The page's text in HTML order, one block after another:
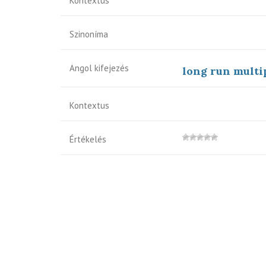
Szinoníma
Angol kifejezés long run
Kontextus
Értékelés